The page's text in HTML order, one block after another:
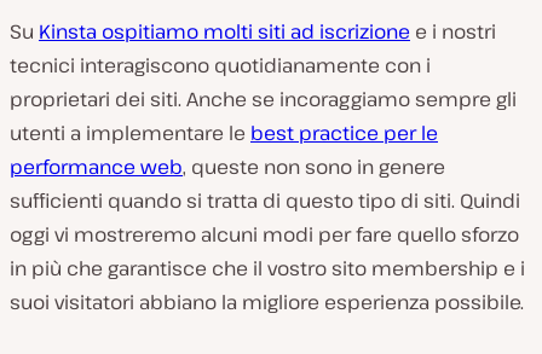
Su Kinsta ospitiamo molti siti ad iscrizione e i nostri
tecnici interagiscono quotidianamente con i
proprietari dei siti. Anche se incoraggiamo sempre gli
utenti a implementare le best practice per le
performance web, queste non sono in genere
sufficienti quando si tratta di questo tipo di siti. Quindi
oggi vi mostreremo alcuni modi per fare quello sforzo
in più che garantisce che il vostro sito membership e i
suoi visitatori abbiano la migliore esperienza possibile.